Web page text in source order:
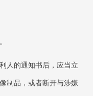
人的通知书后，应当立
制品，或者断开与涉嫌